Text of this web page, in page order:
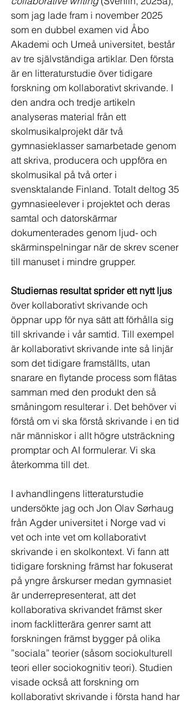
som jag lade fram i november 2025
som en dubbel examen vid Åbo
Akademi och Umeå universitet, består
av tre självständiga artiklar. Den första
är en litteraturstudie över tidigare
forskning om kollaborativt skrivande. I
den andra och tredje artikeln
analyseras material från ett
skolmusikalprojekt där två
gymnasieklasser samarbetade genom
att skriva, producera och uppföra en
skolmusikal på två orter i
svensktalande Finland. Totalt deltog 35
gymnasieelever i projektet och deras
samtal och datorskärmar
dokumenterades genom ljud- och
skärminspelningar när de skrev scener
till manuset i mindre grupper.
Studiernas resultat sprider ett nytt ljus
över kollaborativt skrivande och
öppnar upp för nya sätt att förhålla sig
till skrivande i vår samtid. Till exempel
är kollaborativt skrivande inte så linjär
som det tidigare framställts, utan
snarare en flytande process som flätas
samman med den produkt den så
småningom resulterar i. Det behöver vi
förstå om vi ska förstå skrivande i en tid
när människor i allt högre utsträckning
promptar och AI formulerar. Vi ska
återkomma till det.
I avhandlingens litteraturstudie
undersökte jag och Jon Olav Sørhaug
från Agder universitet i Norge vad vi
vet och inte vet om kollaborativt
skrivande i en skolkontext. Vi fann att
tidigare forskning främst har fokuserat
på yngre årskurser medan gymnasiet
är underrepresenterat, att det
kollaborativa skrivandet främst sker
inom facklitterära genrer samt att
forskningen främst bygger på olika
”sociala” teorier (såsom sociokulturell
teori eller sociokognitiv teori). Studien
visade också att forskning om
kollaborativt skrivande i första hand har